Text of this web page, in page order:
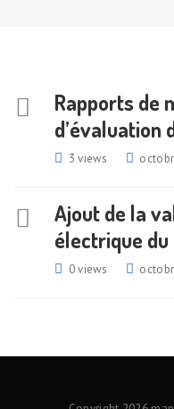
Rapports de
d’évaluation
3 views
Ajout de la
électrique du
0 views